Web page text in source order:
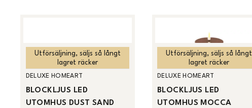
Utförsäljning, säljs så långt
lagret räcker
DELUXE HOMEART
BLOCKLJUS LED
UTOMHUS DUST SAND
Utförsäljning, säljs så långt
lagret räcker
DELUXE HOMEART
BLOCKLJUS LED
UTOMHUS MOCCA